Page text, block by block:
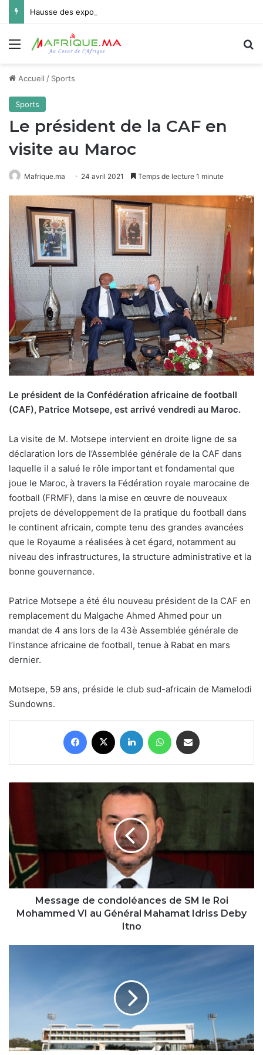
Hausse des exportations en Mauritanie
Menu
Accueil / Sports
Sports
Le président de la CAF en
visite au Maroc
Mafrique.ma 24 avril 2021 Temps de lecture 1 minute
Le président de la Confédération africaine de football
(CAF), Patrice Motsepe, est arrivé vendredi au Maroc.
La visite de M. Motsepe intervient en droite ligne de sa
déclaration lors de l’Assemblée générale de la CAF dans
laquelle il a salué le rôle important et fondamental que
joue le Maroc, à travers la Fédération royale marocaine de
football (FRMF), dans la mise en œuvre de nouveaux
projets de développement de la pratique du football dans
le continent africain, compte tenu des grandes avancées
que le Royaume a réalisées à cet égard, notamment au
niveau des infrastructures, la structure administrative et la
bonne gouvernance.
Patrice Motsepe a été élu nouveau président de la CAF en
remplacement du Malgache Ahmed Ahmed pour un
mandat de 4 ans lors de la 43è Assemblée générale de
l’instance africaine de football, tenue à Rabat en mars
dernier.
Motsepe, 59 ans, préside le club sud-africain de Mamelodi
Sundowns.
Facebook Linkedin WhatsApp
condoléances
de
SM
le
Roi
Mohammed
VI
Général
Message de condoléances de SM le Roi
Mohammed VI au Général Mahamat Idriss Deby
Itno
Académies
des